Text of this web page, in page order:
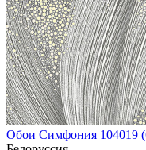
Обои Симфония 104019